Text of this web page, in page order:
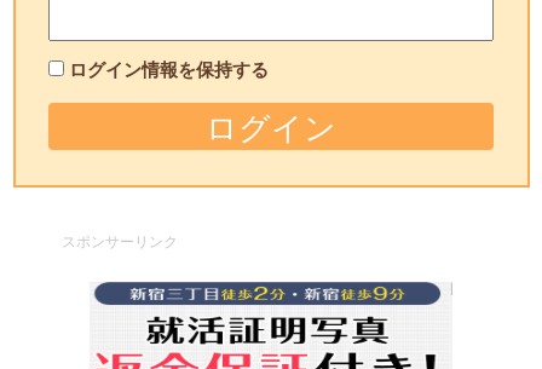
ログイン情報を保持する
スポンサーリンク